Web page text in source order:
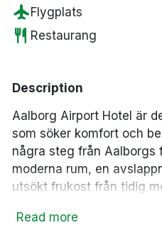
flightFlygplats
restaurant Restaurang
Description
Aalborg Airport Hotel är
som söker komfort och
några steg från Aalborgs
moderna rum, en
utsökt frukost från tidig
bilen, få en god natts
Read more